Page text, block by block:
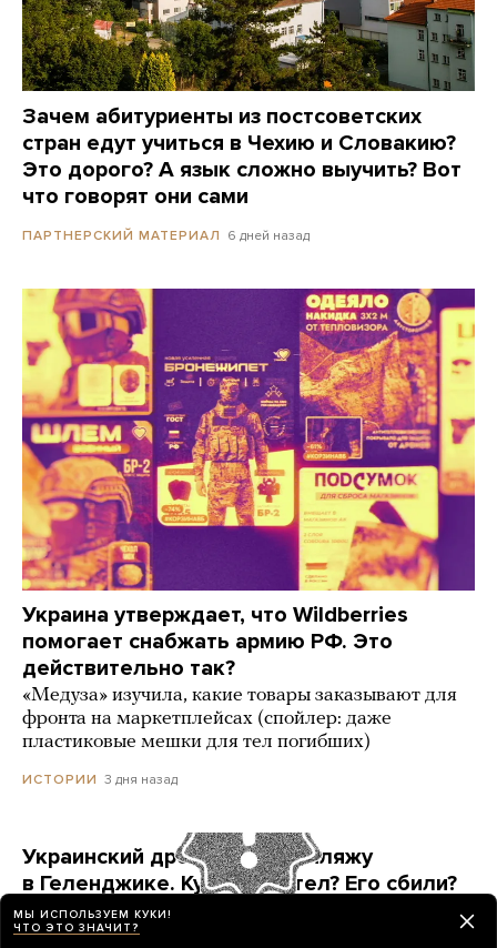
Зачем абитуриенты из постсоветских
стран едут учиться в Чехию и Словакию?
Это дорого? А язык сложно выучить? Вот
что говорят они сами
ПАРТНЕРСКИЙ МАТЕРИАЛ 6 дней назад
Украина утверждает, что Wildberries
помогает снабжать армию РФ. Это
действительно так?
«Медуза» изучила, какие товары заказывают для
фронта на маркетплейсах (спойлер: даже
пластиковые мешки для тел погибших)
ИСТОРИИ 3 дня назад
Украинский дрон попал по пляжу
в Геленджике. Куда он летел? Его сбили?
Точных ответов нет. Но недалеко от места
ЧП находится объект, который могла защищать
МЫ ИСПОЛЬЗУЕМ КУКИ!
ЧТО ЭТО ЗНАЧИТ?